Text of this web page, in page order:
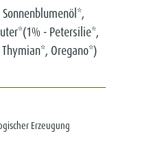
- Petersilie*,
Oregano*)
Erzeugung